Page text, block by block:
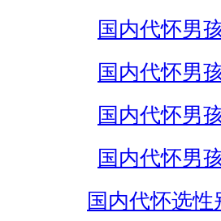
国内代怀男
国内代怀男
国内代怀男
国内代怀男
国内代怀选性